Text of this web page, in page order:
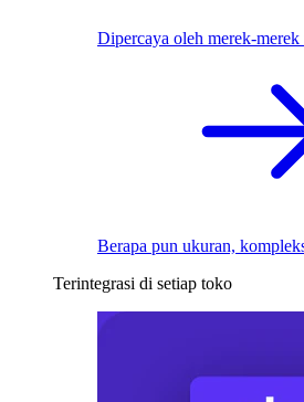
Dipercaya oleh merek-merek
Berapa pun ukuran,
Terintegrasi di setiap toko